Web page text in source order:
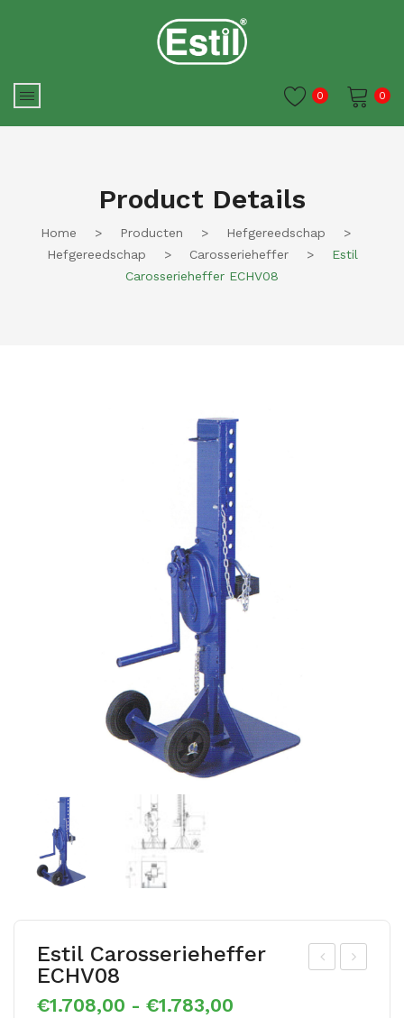
0
0
Product Details
Home > Producten > Hefgereedschap
>
Hefgereedschap
> Carosserieheffer >
Estil
Carosserieheffer ECHV08
Estil Carosserieheffer
ECHV08
€1.708,00 - €1.783,00